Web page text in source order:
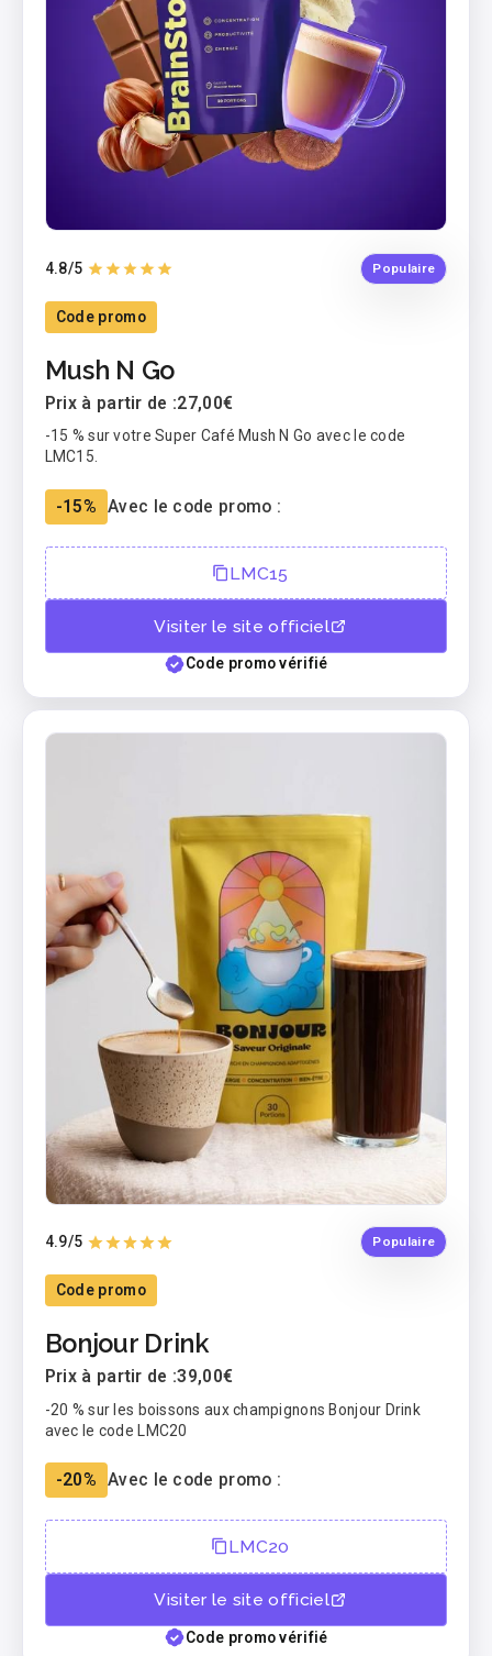
4.8/5 Populaire
Code promo
Mush N Go
Prix à partir de :27,00€
-15 % sur votre Super Café Mush N Go avec le code
LMC15.
-15% Avec le code promo :
LMC15
Visiter le site officiel
Code promo vérifié
4.9/5 Populaire
Code promo
Bonjour Drink
Prix à partir de :39,00€
-20 % sur les boissons aux champignons Bonjour Drink
avec le code LMC20
-20% Avec le code promo :
LMC20
Visiter le site officiel
Code promo vérifié